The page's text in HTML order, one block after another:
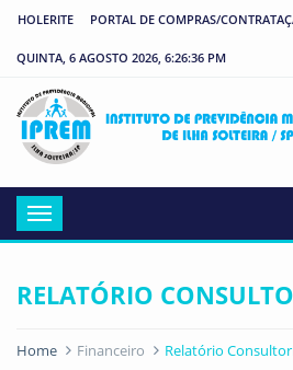
HOLERITE PORTAL DE COMPRAS/
QUINTA, 6 AGOSTO 2026, 6:26:36 PM
Menu
RELATÓRIO
Home Financeiro Relatório